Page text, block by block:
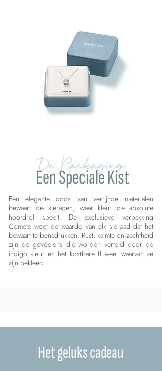
De Packaging
Een Speciale Kist
Een elegante doos van verfijnde materialen
bewaart de sieraden, waar kleur de absolute
hoofdrol speelt. De exclusieve verpakking
Comete weet de waarde van elk sieraad dat het
bewaart te benadrukken. Rust, kalmte en zachtheid
zijn de gevoelens die worden verteld door de
indigo kleur en het kostbare fluweel waarvan ze
zijn bekleed.
Het geluks cadeau